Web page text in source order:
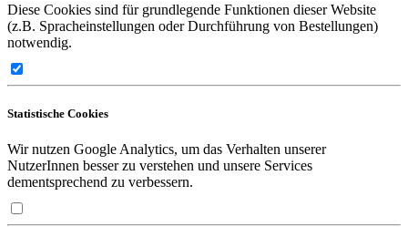
Diese Cookies sind für grundlegende Funktionen dieser Website
(z.B. Spracheinstellungen oder Durchführung von Bestellungen)
notwendig.
Statistische Cookies
Wir nutzen Google Analytics, um das Verhalten unserer
NutzerInnen besser zu verstehen und unsere Services
dementsprechend zu verbessern.